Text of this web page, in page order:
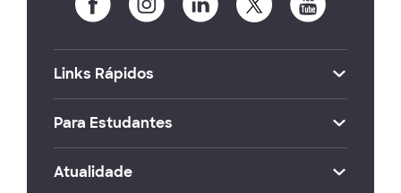
Links Rápidos
Para Estudantes
Atualidade